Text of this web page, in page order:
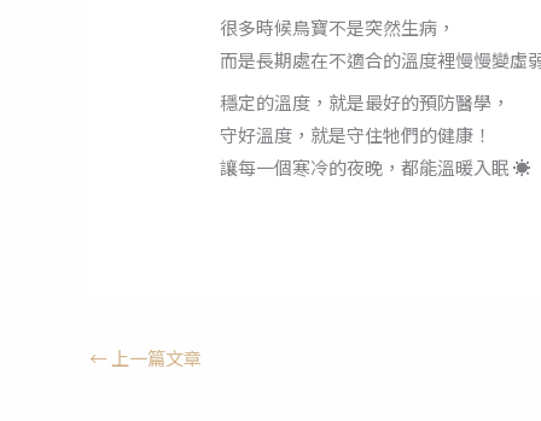
很多時候鳥寶不是突然生病，
而是長期處在不適合的溫度裡慢慢變虛
穩定的溫度，就是最好的預防醫學，
守好溫度，就是守住牠們的健康！
讓每一個寒冷的夜晚，都能溫暖入眠 ☀️
← 上一篇文章